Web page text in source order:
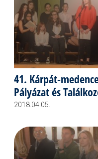
41. Kárpát-
Pályázat és
2018.04.05.